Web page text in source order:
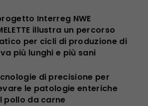
Interreg NWE
illustra un percorso
per cicli di produzione di
più lunghi e più sani
di precisione per
le patologie enteriche
pollo da carne